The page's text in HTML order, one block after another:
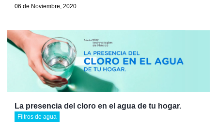
06 de Noviembre, 2020
La presencia del cloro en el agua de tu hogar.
Filtros de agua